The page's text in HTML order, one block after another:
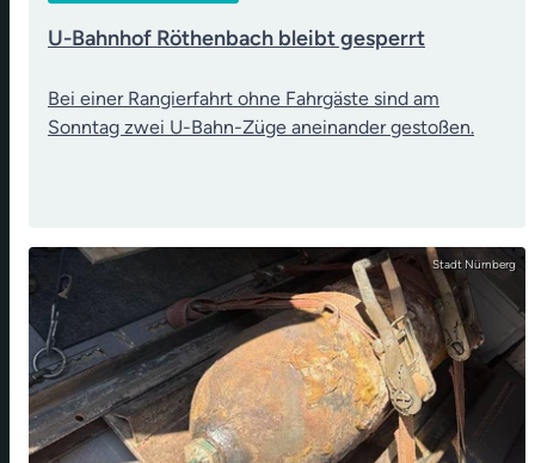
U-Bahnhof Röthenbach bleibt gesperrt
Bei einer Rangierfahrt ohne Fahrgäste sind am
Sonntag zwei U-Bahn-Züge aneinander gestoßen.
Stadt Nürnberg